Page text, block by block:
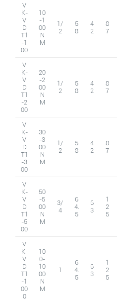
V
K-
V
D
T1
-1
00
10
-1
00
N
M
1/
2
5
8
4
2
8
7
V
K-
V
D
T1
-2
00
20
-2
00
N
M
1/
2
5
8
4
2
8
7
V
K-
V
D
T1
-3
00
30
-3
00
N
M
1/
2
5
8
4
2
8
7
V
K-
V
D
T1
-5
00
50
-5
00
N
M
3/
4
6
4.
5
6
3
1
2
5
V
K-
V
D
T1
-1
00
0
10
0-
10
00
N
M
1
6
4.
5
6
3
1
2
5